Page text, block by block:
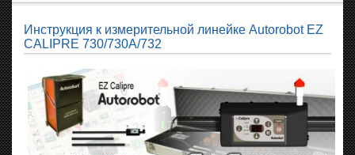
Инструкция к измерительной линейке Autorobot EZ
CALIPRE 730/730A/732